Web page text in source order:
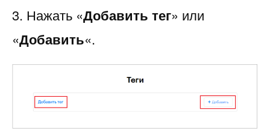
3. Нажать «Добавить тег» или
«Добавить«.